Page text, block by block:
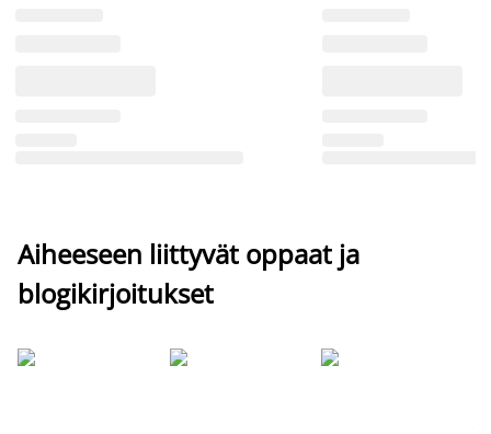
Aiheeseen liittyvät oppaat ja
blogikirjoitukset